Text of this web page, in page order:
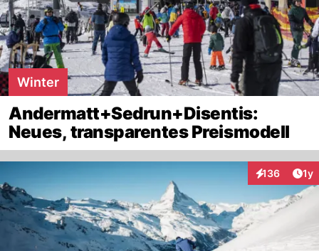
Winter
Andermatt+Sedrun+Disentis:
Neues, transparentes Preismodell
136
Interaktionen
1y